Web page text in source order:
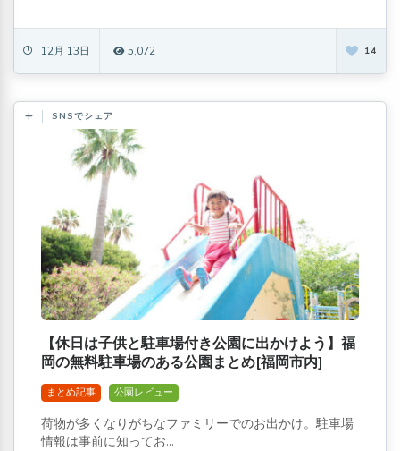
12月 13日 5,072 14
SNSでシェア
【休日は子供と駐車場付き公園に出かけよう】福
岡の無料駐車場のある公園まとめ[福岡市内]
まとめ記事 公園レビュー
荷物が多くなりがちなファミリーでのお出かけ。駐車場
情報は事前に知ってお...